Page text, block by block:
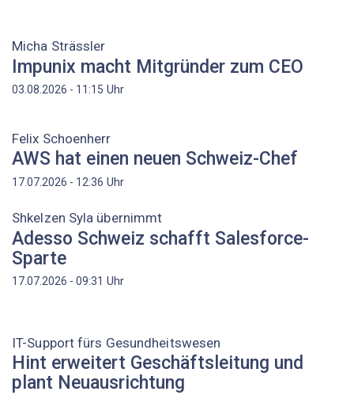
Micha Strässler
Impunix macht Mitgründer zum CEO
03.08.2026 - 11:15 Uhr
Felix Schoenherr
AWS hat einen neuen Schweiz-Chef
17.07.2026 - 12:36 Uhr
Shkelzen Syla übernimmt
Adesso Schweiz schafft Salesforce-
Sparte
17.07.2026 - 09:31 Uhr
IT-Support fürs Gesundheitswesen
Hint erweitert Geschäftsleitung und
plant Neuausrichtung